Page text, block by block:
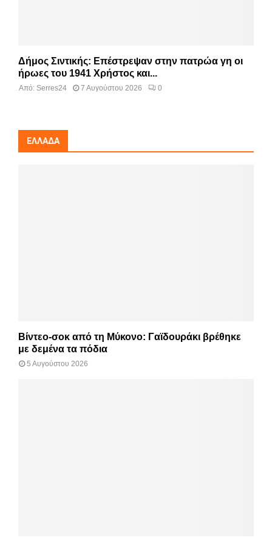
Δήμος Σιντικής: Επέστρεψαν στην πατρώα γη οι
ήρωες του 1941 Χρήστος και...
Από: Serres24 7 Αυγούστου 2026 0
ΕΛΛΆΔΑ
Βίντεο-σοκ από τη Μύκονο: Γαϊδουράκι βρέθηκε
με δεμένα τα πόδια
5 Αυγούστου 2026